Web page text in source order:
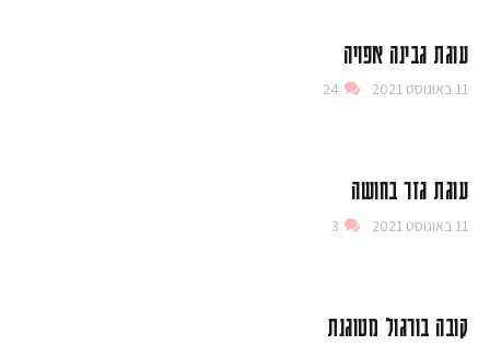
עוגת גבינה אפויה
11 באוגוסט 2021 24
עוגת גזר בחושה
11 באוגוסט 2021 3
קובה בורגול מטוגנת